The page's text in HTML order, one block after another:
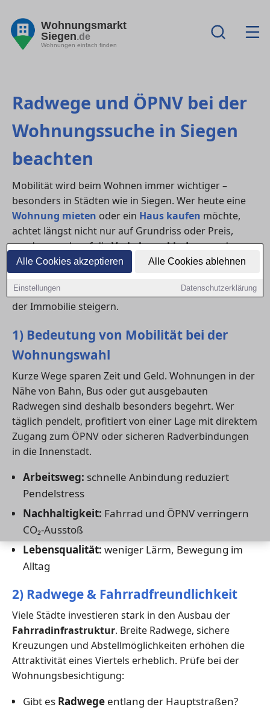
Alle Cookies akzeptieren Alle Cookies ablehnen
Einstellungen Datenschutzerklärung
Wohnungsmarkt
Siegen.de
Wohnungen einfach finden
Radwege und ÖPNV bei der
Wohnungssuche in Siegen
beachten
Mobilität wird beim Wohnen immer wichtiger –
besonders in Städten wie in Siegen. Wer heute eine
Wohnung mieten oder ein Haus kaufen möchte,
achtet längst nicht nur auf Grundriss oder Preis,
sondern auch auf dieVerkehrsanbindungund
nachhaltige Mobilitätsmöglichkeiten. Eine gute
Anbindung anRadwegeund
entscheidend erleichtern – und langfristig den Wert
der Immobilie steigern.
1) Bedeutung von Mobilität bei der
Wohnungswahl
Kurze Wege sparen Zeit und Geld. Wohnungen in der
Nähe von Bahn, Bus oder gut ausgebauten
Radwegen sind deshalb besonders begehrt. Wer
täglich pendelt, profitiert von einer Lage mit direktem
Zugang zum ÖPNV oder sicheren Radverbindungen
in die Innenstadt.
Arbeitsweg: schnelle Anbindung reduziert
Pendelstress
Nachhaltigkeit: Fahrrad und ÖPNV verringern
CO₂-Ausstoß
Lebensqualität: weniger Lärm, Bewegung im
Alltag
2) Radwege & Fahrradfreundlichkeit
Viele Städte investieren stark in den Ausbau der
Fahrradinfrastruktur. Breite Radwege, sichere
Kreuzungen und Abstellmöglichkeiten erhöhen die
Attraktivität eines Viertels erheblich. Prüfe bei der
Wohnungsbesichtigung:
Gibt es Radwegeentlang der Hauptstraßen?